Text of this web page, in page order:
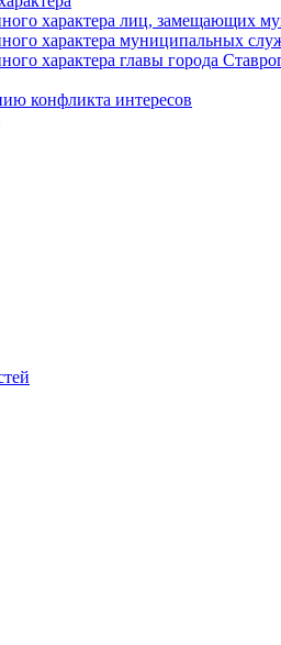
характера лиц,
характера муниципальных
характера главы города
конфликта интересов